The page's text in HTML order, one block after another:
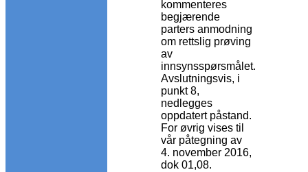
kommenteres
begjærende
parters anmodning
om rettslig prøving
av
innsynsspørsmålet.
Avslutningsvis, i
punkt 8,
nedlegges
oppdatert påstand.
For øvrig vises til
vår påtegning av
4. november 2016,
dok 01,08.